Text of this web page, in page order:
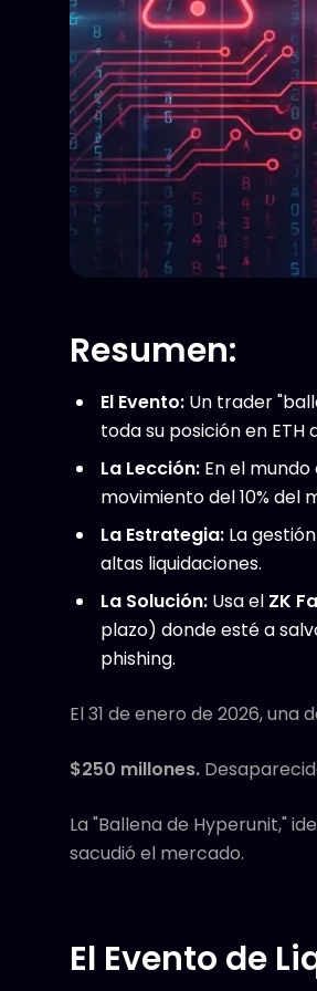
Resumen:
El Evento: Un trader
toda su posición en ETH
La Lección: En el
movimiento del 10% del
La Estrategia: La
altas liquidaciones.
La Solución: Usa el ZK
plazo) donde esté a
phishing.
El 31 de enero de 2026,
$250 millones.
La "Ballena de Hyperunit,"
sacudió el mercado.
El Evento de